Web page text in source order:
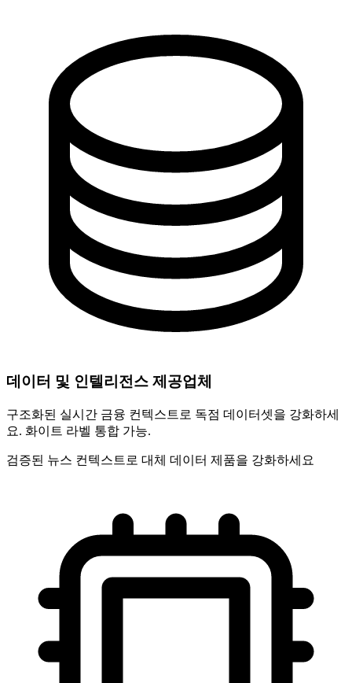
데이터 및 인텔리전스 제공업체
구조화된 실시간 금융 컨텍스트로 독점 데이터셋을 강화하세
요. 화이트 라벨 통합 가능.
검증된 뉴스 컨텍스트로 대체 데이터 제품을 강화하세요